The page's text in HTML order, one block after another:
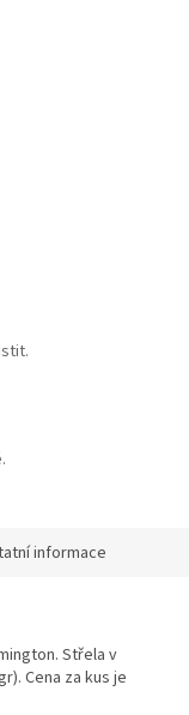
informace
Střela v
Cena za kus je